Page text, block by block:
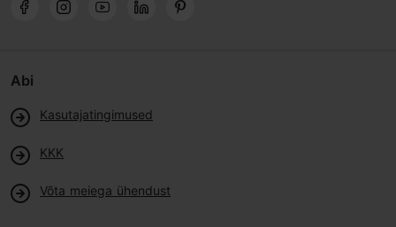
Abi
Kasutajatingimused
KKK
Võta meiega ühendust